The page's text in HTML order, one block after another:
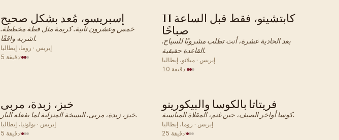
إيطالي · وجبة الإفطار
إسبريسو، مُعد بشكل صحيح
خمس وعشرون ثانية. كريمة مثل قطة مخططة.
اشربه واقفًا.
إيريس · روما، إيطاليا
5 دقيقة·
إيطالي · وجبة الإفطار كابتشينو، فقط قبل الساعة 11
صباحًا
بعد الحادية عشرة، أنت تطلب مشروبًا للسياح.
القاعدة حقيقية.
إيريس · ميلانو، إيطاليا
10 دقيقة·
إيطالي · وجبة الإفطار
خبز، زبدة، مربى
خبز، زبدة، مربى. النسخة المنزلية لما يفعله البار.
إيريس · بولونيا، إيطاليا
5 دقيقة·
إيطالي · وجبة الإفطار
فريتاتا بالكوسا والبيكورينو
كوسا أواخر الصيف، جبن غنم، المقلاة المناسبة.
إيريس · روما، إيطاليا
25 دقيقة·